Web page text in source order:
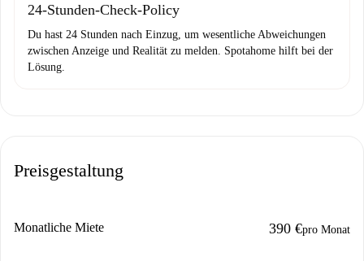
24-Stunden-Check-Policy
Du hast 24 Stunden nach Einzug, um wesentliche Abweichungen
zwischen Anzeige und Realität zu melden. Spotahome hilft bei der
Lösung.
Preisgestaltung
Monatliche Miete 390 €pro Monat